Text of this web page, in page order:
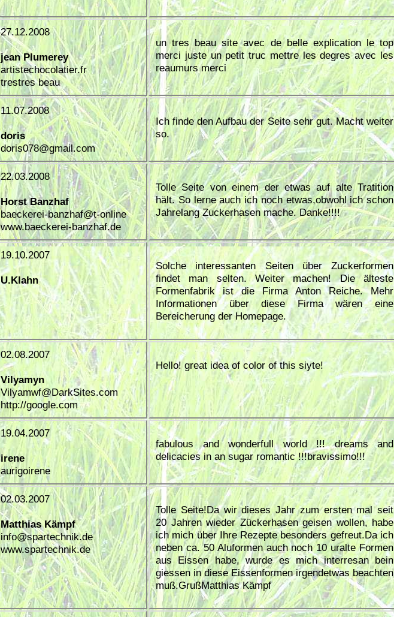
27.12.2008
jean Plumerey
artistechocolatier.fr
trestres beau
un tres beau site avec de belle explication le top
merci juste un petit truc mettre les degres avec les
reaumurs merci
11.07.2008
doris
doris078@gmail.com
Ich finde den Aufbau der Seite sehr gut. Macht weiter
so.
22.03.2008
Horst Banzhaf
baeckerei-banzhaf@t-online
www.baeckerei-banzhaf.de
Tolle Seite von einem der etwas auf alte Tratition
hält. So lerne auch ich noch etwas,obwohl ich schon
Jahrelang Zuckerhasen mache. Danke!!!!
19.10.2007
U.Klahn
Solche interessanten Seiten über Zuckerformen
findet man selten. Weiter machen! Die älteste
Formenfabrik ist die Firma Anton Reiche. Mehr
Informationen über diese Firma wären eine
Bereicherung der Homepage.
02.08.2007
Vilyamyn
Vilyamwf@DarkSites.com
http://google.com
Hello! great idea of color of this siyte!
19.04.2007
irene
aurigoirene
fabulous and wonderfull world !!! dreams and
delicacies in an sugar romantic !!!bravissimo!!!
02.03.2007
Matthias Kämpf
info@spartechnik.de
www.spartechnik.de
Tolle Seite!Da wir dieses Jahr zum ersten mal seit
20 Jahren wieder Zückerhasen geisen wollen, habe
ich mich über Ihre Rezepte besonders gefreut.Da ich
neben ca. 50 Aluformen auch noch 10 uralte Formen
aus Eissen habe, wurde es mich interresan bein
giessen in diese Eissenformen irgendetwas beachten
muß.GrußMatthias Kämpf